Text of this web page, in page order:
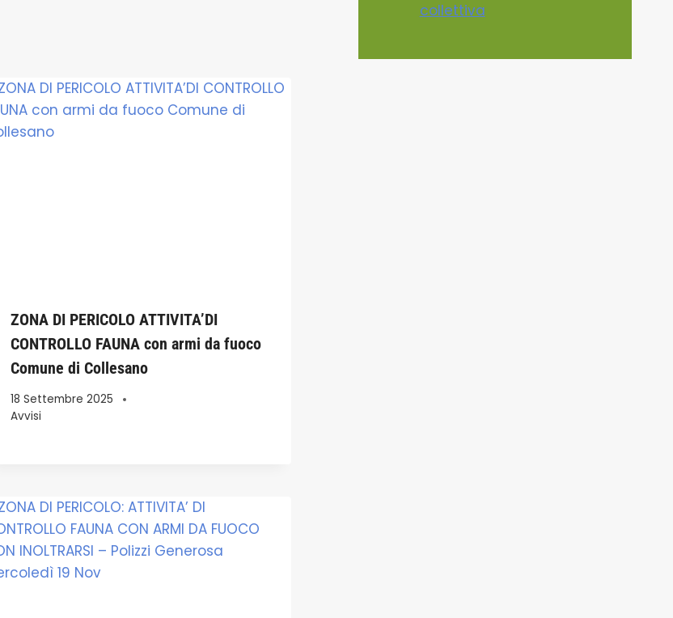
ZONA DI PERICOLO ATTIVITA’DI
CONTROLLO FAUNA con armi da fuoco
Comune di Collesano
18 Settembre 2025
Avvisi
collettiva